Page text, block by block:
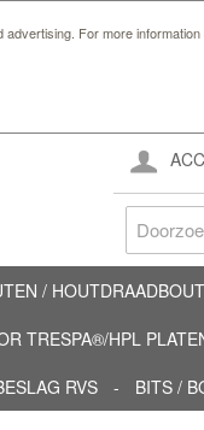
For more
/
TRESPA®/HPL
RVS BITS /